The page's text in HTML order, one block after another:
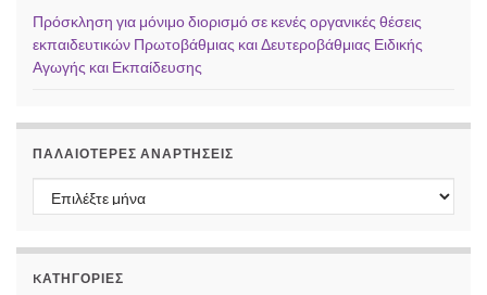
Πρόσκληση για μόνιμο διορισμό σε κενές οργανικές θέσεις
εκπαιδευτικών Πρωτοβάθμιας και Δευτεροβάθμιας Ειδικής
Αγωγής και Εκπαίδευσης
ΠΑΛΑΙΌΤΕΡΕΣ ΑΝΑΡΤΉΣΕΙΣ
Παλαιότερες αναρτήσεις
KΑΤΗΓΟΡΊΕΣ